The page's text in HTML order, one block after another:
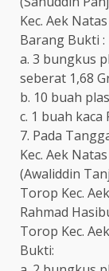
Kec. Aek
Barang Bukti :
a. 3 bungkus
seberat 1,68
b. 10 buah
c. 1 buah kaca
7. Pada
Kec. Aek
(Awaliddin
Torop Kec.
Rahmad
Torop Kec.
Bukti: